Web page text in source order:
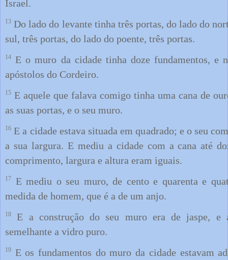
Israel.
13 Do lado do levante tinha três portas, do lado do
sul, três portas, do lado do poente, três portas.
14 E o muro da cidade tinha doze fundamentos, e
apóstolos do Cordeiro.
15 E aquele que falava comigo tinha uma cana de
as suas portas, e o seu muro.
16 E a cidade estava situada em quadrado; e o seu
a sua largura. E mediu a cidade com a cana até
comprimento, largura e altura eram iguais.
17
E mediu o seu muro, de cento e quarenta e
medida de homem, que é a de um anjo.
18
E a construção do seu muro era de jaspe, e
semelhante a vidro puro.
19 E os fundamentos do muro da cidade estavam